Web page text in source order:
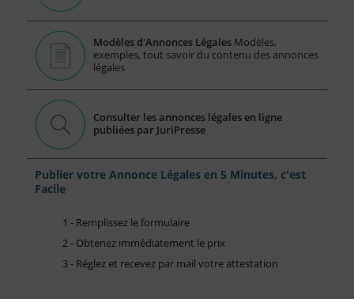
Modèles d'Annonces Légales Modèles,
exemples, tout savoir du contenu des annonces
légales
Consulter les annonces légales en ligne
publiées par JuriPresse
Publier votre Annonce Légales en 5 Minutes, c'est
Facile
1 - Remplissez le formulaire
2 - Obtenez immédiatement le prix
3 - Réglez et recevez par mail votre attestation